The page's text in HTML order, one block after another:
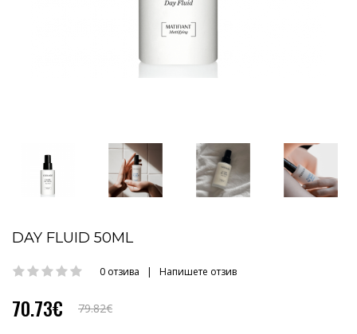
DAY FLUID 50ML
0 отзива | Напишете отзив
70.73€ 79.82€